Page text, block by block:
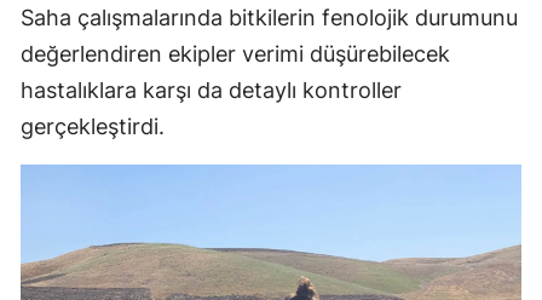
Kocaeli
Malatya
Kahramanmaraş
Saha çalışmalarında bitkilerin fenolojik durumunu
değerlendiren ekipler verimi düşürebilecek
hastalıklara karşı da detaylı kontroller
gerçekleştirdi.